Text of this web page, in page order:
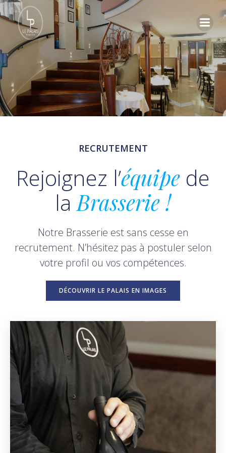
Skip
to
content
RECRUTEMENT
Rejoignez l’équipe de
laBrasserie !
Notre Brasserie est sans cesse en
recrutement. N’hésitez pas à postuler selon
votre profil ou vos compétences.
DÉCOUVRIR LE PALAIS EN IMAGES